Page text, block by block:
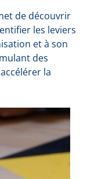
de découvrir
les leviers
et à son
des
la